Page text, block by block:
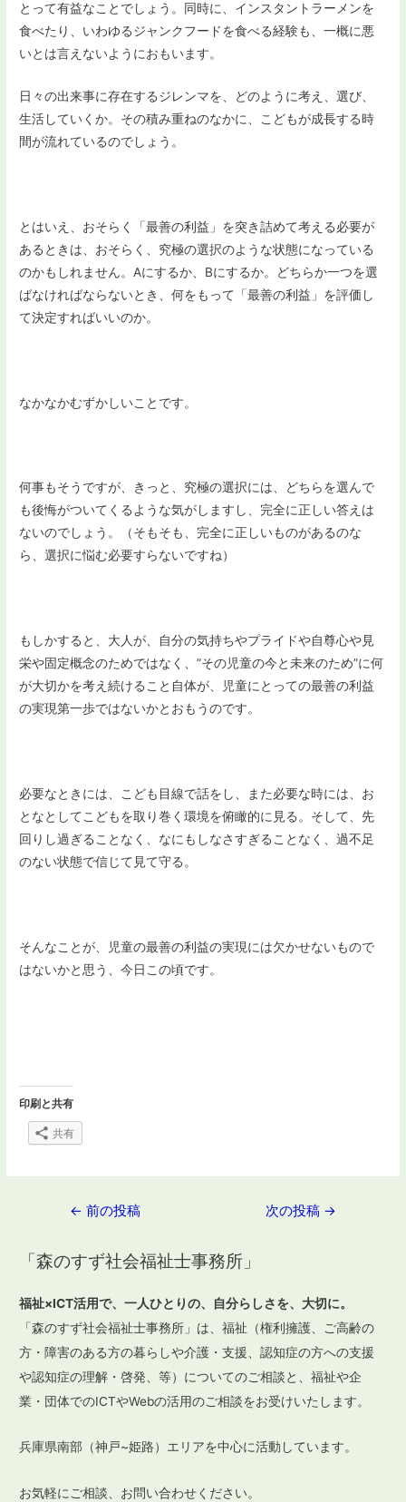
とって有益なことでしょう。同時に、インスタントラーメンを
食べたり、いわゆるジャンクフードを食べる経験も、一概に悪
いとは言えないようにおもいます。
日々の出来事に存在するジレンマを、どのように考え、選び、
生活していくか。その積み重ねのなかに、こどもが成長する時
間が流れているのでしょう。
とはいえ、おそらく「最善の利益」を突き詰めて考える必要が
あるときは、おそらく、究極の選択のような状態になっている
のかもしれません。Aにするか、Bにするか。どちらか一つを選
ばなければならないとき、何をもって「最善の利益」を評価し
て決定すればいいのか。
なかなかむずかしいことです。
何事もそうですが、きっと、究極の選択には、どちらを選んで
も後悔がついてくるような気がしますし、完全に正しい答えは
ないのでしょう。（そもそも、完全に正しいものがあるのな
ら、選択に悩む必要すらないですね）
もしかすると、大人が、自分の気持ちやプライドや自尊心や見
栄や固定概念のためではなく、”その児童の今と未来のため”に何
が大切かを考え続けること自体が、児童にとっての最善の利益
の実現第一歩ではないかとおもうのです。
必要なときには、こども目線で話をし、また必要な時には、お
となとしてこどもを取り巻く環境を俯瞰的に見る。そして、先
回りし過ぎることなく、なにもしなさすぎることなく、過不足
のない状態で信じて見て守る。
そんなことが、児童の最善の利益の実現には欠かせないもので
はないかと思う、今日この頃です。
印刷と共有
共有
ナ
ビ
ゲ
ー
シ
ョ
ン
← 前の投稿 次の投稿 →
「森のすず社会福祉士事務所」
福祉×ICT活用で、一人ひとりの、自分らしさを、大切に。
「森のすず社会福祉士事務所」は、福祉（権利擁護、ご高齢の
方・障害のある方の暮らしや介護・支援、認知症の方への支援
や認知症の理解・啓発、等）についてのご相談と、福祉や企
業・団体でのICTやWebの活用のご相談をお受けいたします。
兵庫県南部（神戸~姫路）エリアを中心に活動しています。
お気軽にご相談、お問い合わせください。